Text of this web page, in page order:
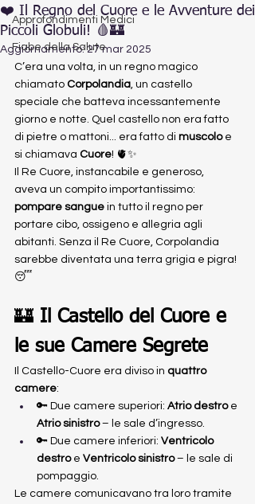
Approfondimenti Medici
Fiabe della Salute
❤️ Il Regno del Cuore e le Avventure dei
Piccoli Globuli! 🩸🏰
Aggiornamento:27 mar 2025
C’era una volta, in un regno magico
chiamato Corpolandia, un castello
speciale che batteva incessantemente
giorno e notte. Quel castello non era fatto
di pietre o mattoni... era fatto di muscolo e
si chiamava Cuore! 🫀✨
Il Re Cuore, instancabile e generoso,
aveva un compito importantissimo:
pompare sangue in tutto il regno per
portare cibo, ossigeno e allegria agli
abitanti. Senza il Re Cuore, Corpolandia
sarebbe diventata una terra grigia e pigra!
😴
🏰 Il Castello del Cuore e
le sue Camere Segrete
Il Castello-Cuore era diviso in quattro
camere:
🔑 Due camere superiori: Atrio destro e
Atrio sinistro – le sale d’ingresso.
🔑 Due camere inferiori: Ventricolo
destro e Ventricolo sinistro – le sale di
pompaggio.
Le camere comunicavano tra loro tramite